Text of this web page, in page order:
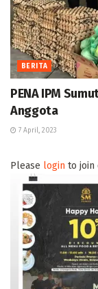
BERITA
PENA IPM
Anggota
7 April, 2023
Please login to join